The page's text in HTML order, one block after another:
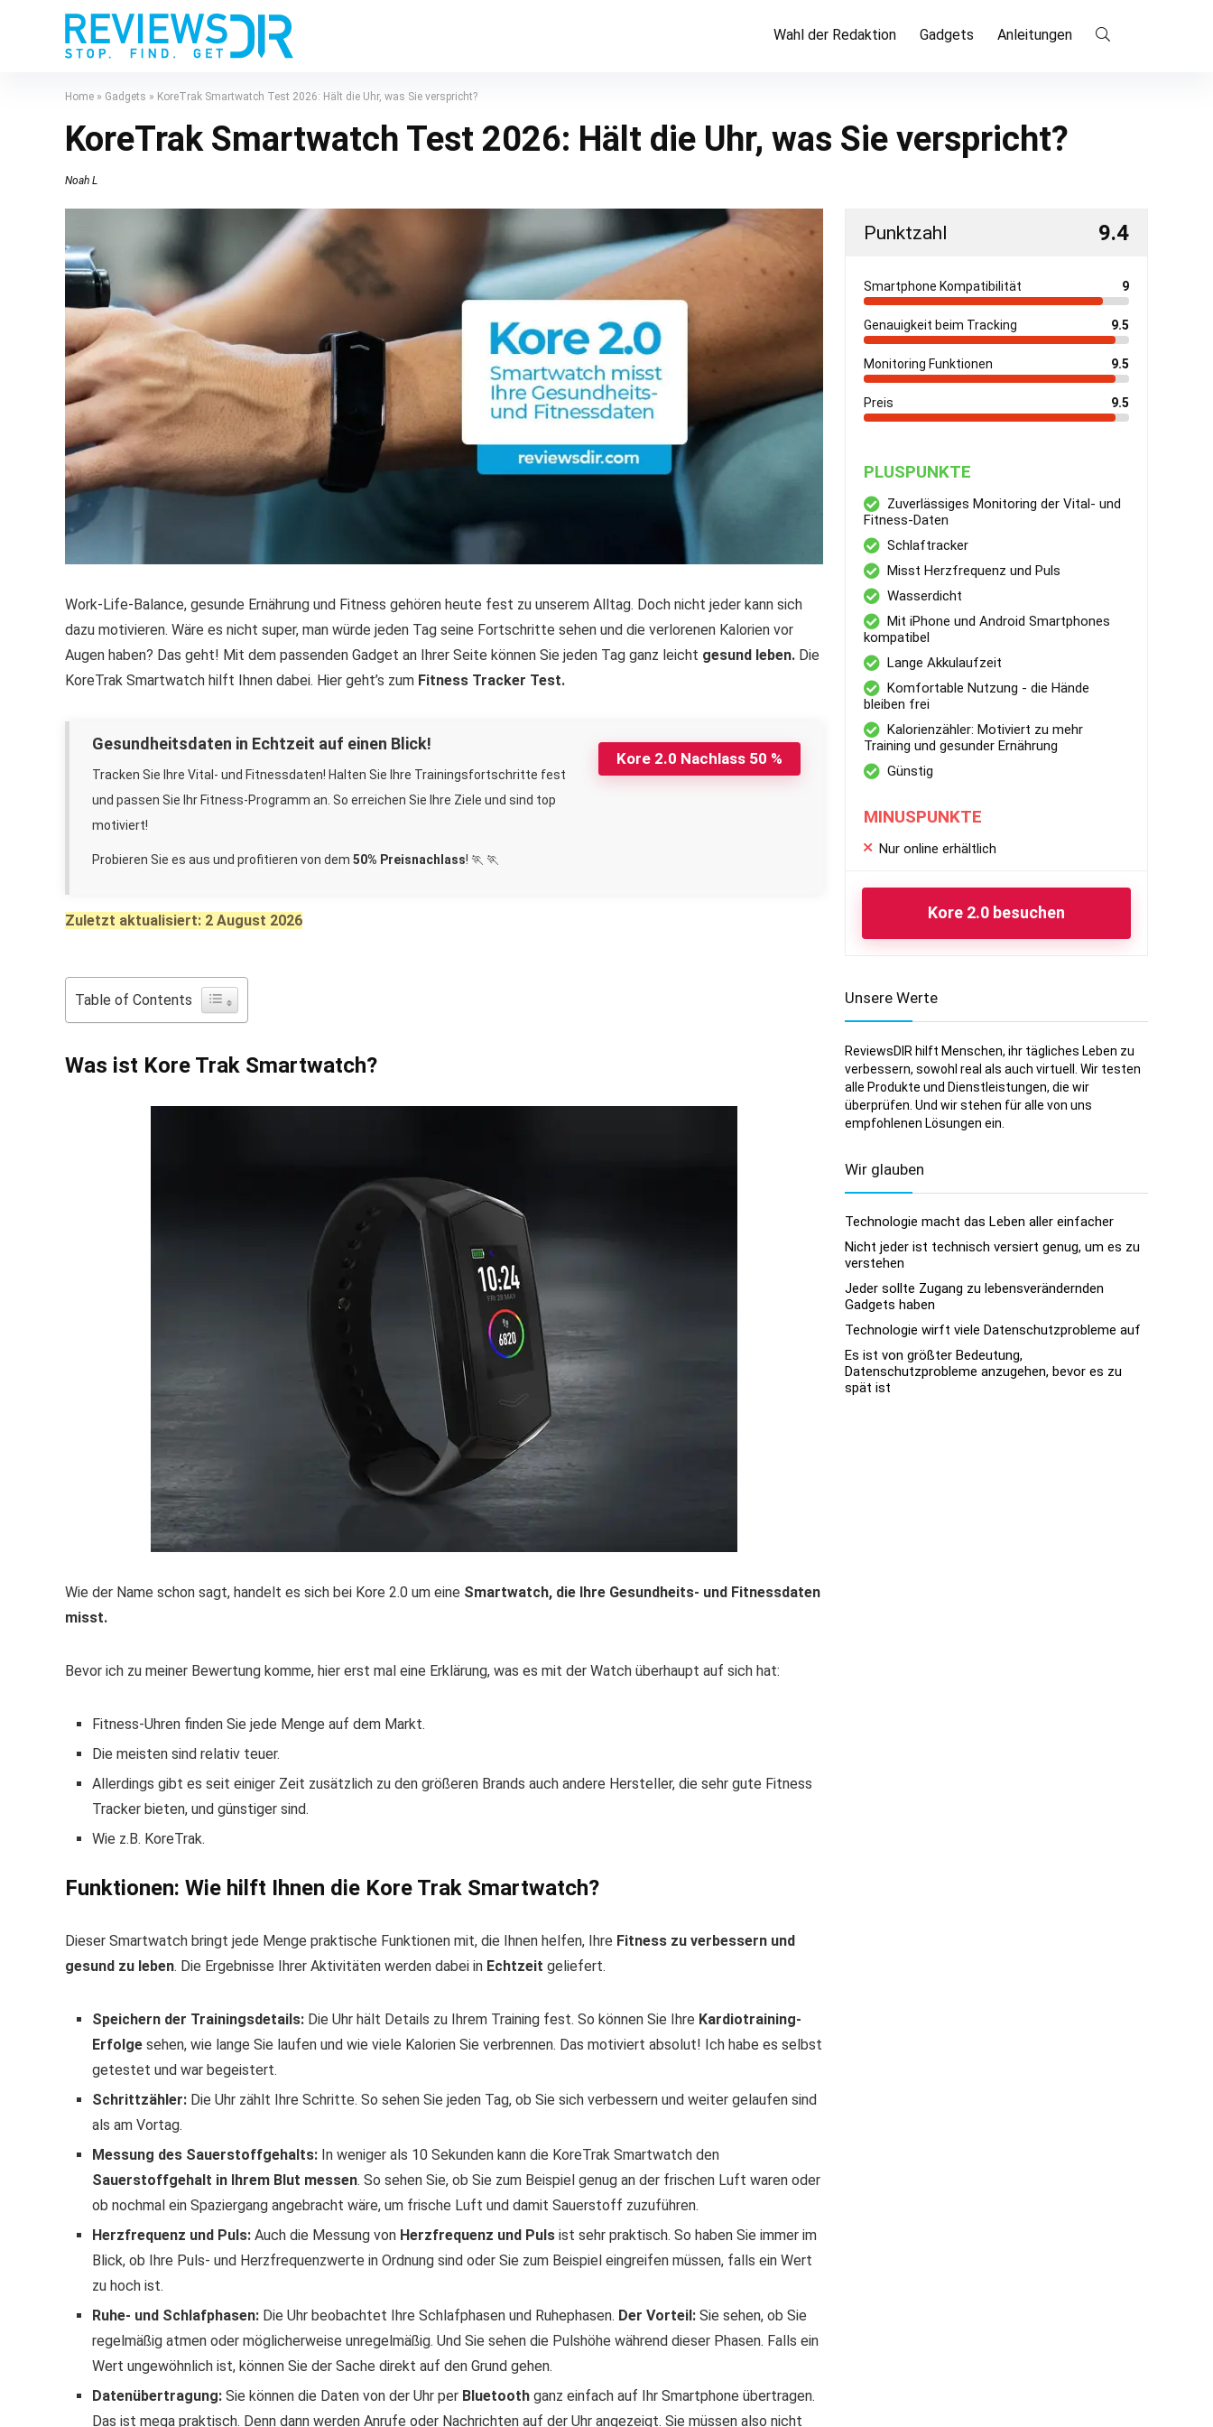
Wahl der Redaktion Gadgets Anleitungen
Home » Gadgets » KoreTrak Smartwatch Test 2026: Hält die Uhr, was Sie verspricht?
KoreTrak Smartwatch Test 2026: Hält die Uhr, was Sie verspricht?
Noah L
Work-Life-Balance, gesunde Ernährung und Fitness gehören heute fest zu unserem Alltag. Doch nicht jeder kann sich
dazu motivieren. Wäre es nicht super, man würde jeden Tag seine Fortschritte sehen und die verlorenen Kalorien vor
Augen haben? Das geht! Mit dem passenden Gadget an Ihrer Seite können Sie jeden Tag ganz leicht gesund leben. Die
KoreTrak Smartwatch hilft Ihnen dabei. Hier geht’s zum Fitness Tracker Test.
Kore 2.0 Nachlass 50 %
Gesundheitsdaten in Echtzeit auf einen Blick!
Tracken Sie Ihre Vital- und Fitnessdaten! Halten Sie Ihre Trainingsfortschritte fest
und passen Sie Ihr Fitness-Programm an. So erreichen Sie Ihre Ziele und sind top
motiviert!
Probieren Sie es aus und profitieren von dem 50% Preisnachlass! 🏃 🏃
Zuletzt aktualisiert: 2 August 2026
Table of Contents
Was ist Kore Trak Smartwatch?
Wie der Name schon sagt, handelt es sich bei Kore 2.0 um eine Smartwatch, die Ihre Gesundheits- und Fitnessdaten
misst.
Bevor ich zu meiner Bewertung komme, hier erst mal eine Erklärung, was es mit der Watch überhaupt auf sich hat:
Fitness-Uhren finden Sie jede Menge auf dem Markt.
Die meisten sind relativ teuer.
Allerdings gibt es seit einiger Zeit zusätzlich zu den größeren Brands auch andere Hersteller, die sehr gute Fitness
Tracker bieten, und günstiger sind.
Wie z.B. KoreTrak.
Funktionen: Wie hilft Ihnen die Kore Trak Smartwatch?
Dieser Smartwatch bringt jede Menge praktische Funktionen mit, die Ihnen helfen, Ihre Fitness zu verbessern und
gesund zu leben. Die Ergebnisse Ihrer Aktivitäten werden dabei in Echtzeit geliefert.
Speichern der Trainingsdetails: Die Uhr hält Details zu Ihrem Training fest. So können Sie Ihre Kardiotraining-
Erfolge sehen, wie lange Sie laufen und wie viele Kalorien Sie verbrennen. Das motiviert absolut! Ich habe es selbst
getestet und war begeistert.
Schrittzähler: Die Uhr zählt Ihre Schritte. So sehen Sie jeden Tag, ob Sie sich verbessern und weiter gelaufen sind
als am Vortag.
Messung des Sauerstoffgehalts: In weniger als 10 Sekunden kann die KoreTrak Smartwatch den
Sauerstoffgehalt in Ihrem Blut messen. So sehen Sie, ob Sie zum Beispiel genug an der frischen Luft waren oder
ob nochmal ein Spaziergang angebracht wäre, um frische Luft und damit Sauerstoff zuzuführen.
Herzfrequenz und Puls: Auch die Messung von Herzfrequenz und Puls ist sehr praktisch. So haben Sie immer im
Blick, ob Ihre Puls- und Herzfrequenzwerte in Ordnung sind oder Sie zum Beispiel eingreifen müssen, falls ein Wert
zu hoch ist.
Ruhe- und Schlafphasen: Die Uhr beobachtet Ihre Schlafphasen und Ruhephasen. Der Vorteil: Sie sehen, ob Sie
regelmäßig atmen oder möglicherweise unregelmäßig. Und Sie sehen die Pulshöhe während dieser Phasen. Falls ein
Wert ungewöhnlich ist, können Sie der Sache direkt auf den Grund gehen.
Datenübertragung: Sie können die Daten von der Uhr per Bluetooth ganz einfach auf Ihr Smartphone übertragen.
Das ist mega praktisch. Denn dann werden Anrufe oder Nachrichten auf der Uhr angezeigt. Sie müssen also nicht
Punktzahl 9.4
Smartphone Kompatibilität 9
Genauigkeit beim Tracking 9.5
Monitoring Funktionen 9.5
Preis 9.5
PLUSPUNKTE
Zuverlässiges Monitoring der Vital- und
Fitness-Daten
Schlaftracker
Misst Herzfrequenz und Puls
Wasserdicht
Mit iPhone und Android Smartphones
kompatibel
Lange Akkulaufzeit
Komfortable Nutzung - die Hände
bleiben frei
Kalorienzähler: Motiviert zu mehr
Training und gesunder Ernährung
Günstig
MINUSPUNKTE
Nur online erhältlich
Kore 2.0 besuchen
Unsere Werte
ReviewsDIR hilft Menschen, ihr tägliches Leben zu
verbessern, sowohl real als auch virtuell. Wir testen
alle Produkte und Dienstleistungen, die wir
überprüfen. Und wir stehen für alle von uns
empfohlenen Lösungen ein.
Wir glauben
Technologie macht das Leben aller einfacher
Nicht jeder ist technisch versiert genug, um es zu
verstehen
Jeder sollte Zugang zu lebensverändernden
Gadgets haben
Technologie wirft viele Datenschutzprobleme auf
Es ist von größter Bedeutung,
Datenschutzprobleme anzugehen, bevor es zu
spät ist